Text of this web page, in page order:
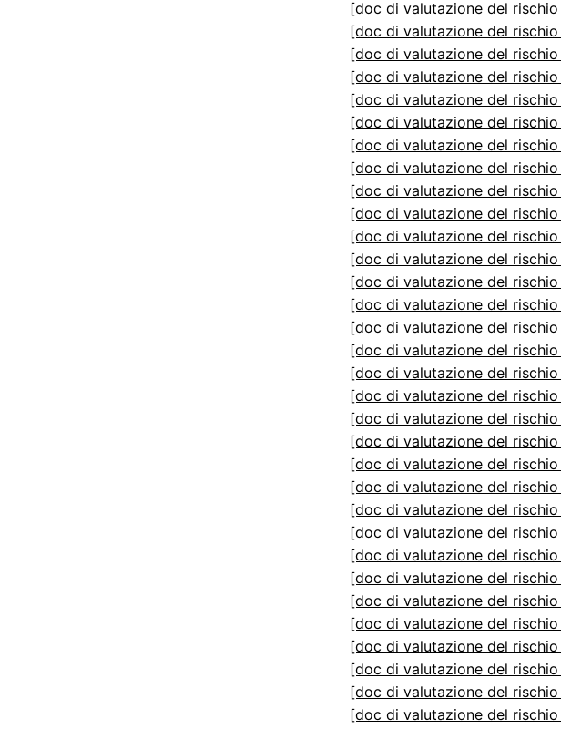
[doc di valutazione del
[doc di valutazione del
[doc di valutazione del
[doc di valutazione del
[doc di valutazione del
[doc di valutazione del
[doc di valutazione del
[doc di valutazione del
[doc di valutazione del
[doc di valutazione del
[doc di valutazione del
[doc di valutazione del
[doc di valutazione del
[doc di valutazione del
[doc di valutazione del
[doc di valutazione del
[doc di valutazione del
[doc di valutazione del
[doc di valutazione del
[doc di valutazione del
[doc di valutazione del
[doc di valutazione del
[doc di valutazione del
[doc di valutazione del
[doc di valutazione del
[doc di valutazione del
[doc di valutazione del
[doc di valutazione del
[doc di valutazione del
[doc di valutazione del
[doc di valutazione del
[doc di valutazione del